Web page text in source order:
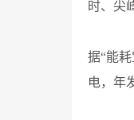
时、尖
据“能
电，年